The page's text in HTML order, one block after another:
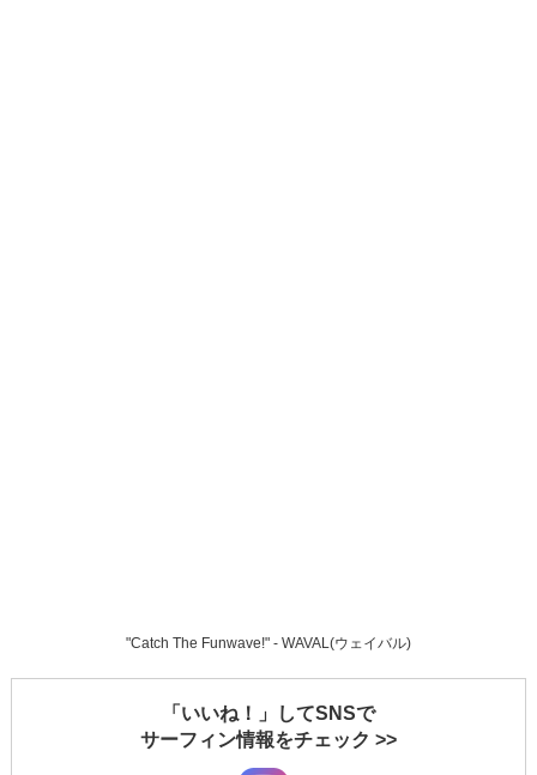
"Catch The Funwave!" - WAVAL(ウェイバル)
「いいね！」してSNSで
サーフィン情報をチェック >>